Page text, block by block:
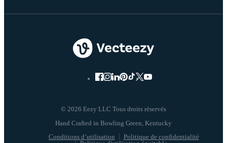
© 2026 Eezy LLC Tous droits réservés
Conditions d’utilisation
Politique de confidentialité